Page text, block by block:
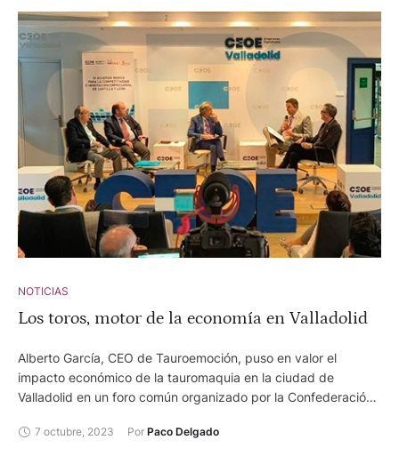
NOTICIAS
Los toros, motor de la economía en Valladolid
Alberto García, CEO de Tauroemoción, puso en valor el
impacto económico de la tauromaquia en la ciudad de
Valladolid en un foro común organizado por la Confederación
7 octubre, 2023 Por Paco Delgado